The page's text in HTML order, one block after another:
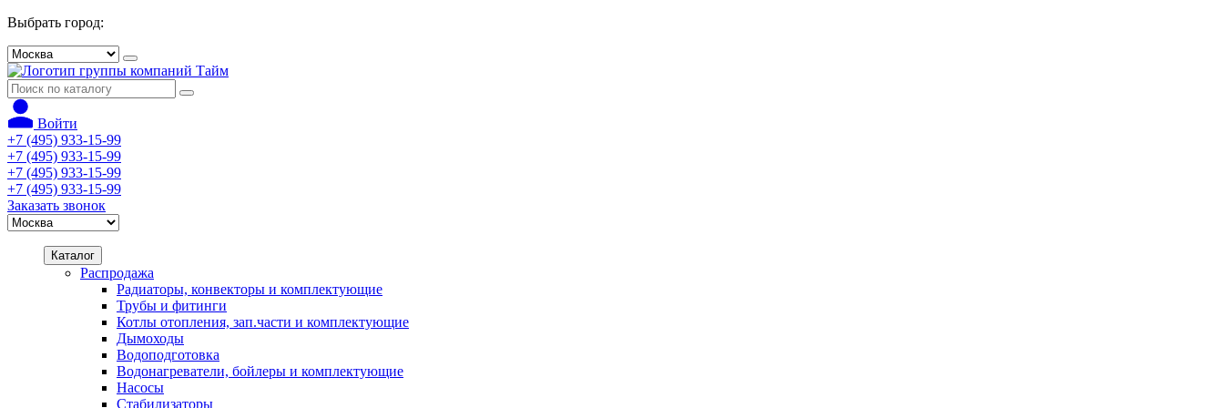
Выбрать город:
Войти
+7 (495) 933-15-99
+7 (495) 933-15-99
+7 (495) 933-15-99
+7 (495) 933-15-99
Заказать звонок
Каталог
Распродажа
Радиаторы, конвекторы и комплектующие
Трубы и фитинги
Котлы отопления, зап.части и комплектующие
Дымоходы
Водоподготовка
Водонагреватели, бойлеры и комплектующие
Насосы
Стабилизаторы